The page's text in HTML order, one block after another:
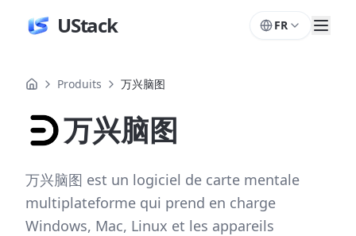
UStack FR
Produits 万兴脑图
万兴脑图
万兴脑图 est un logiciel de carte mentale
multiplateforme qui prend en charge
Windows, Mac, Linux et les appareils